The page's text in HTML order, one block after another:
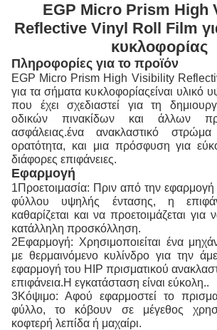
EGP Micro Prism High
Reflective Vinyl Roll Film
κυκλοφορίας
Πληροφορίες για το προϊόν
EGP Micro Prism High Visibility
για τα σήματα κυκλοφορίαςείναι υλικό
που έχει σχεδιαστεί για τη
οδικών πινακίδων και άλλων
ασφάλειας.ένα ανακλαστικό
ορατότητα, και μια πρόσφυση για
διάφορες επιφάνειες.
Εφαρμογή
1Προετοιμασία: Πριν από την εφαρμογή
φύλλου υψηλής έντασης, η
καθαρίζεται και να προετοιμάζεται για
κατάλληλη προσκόλληση.
2Εφαρμογή: Χρησιμοποιείται ένα
με θερμαινόμενο κυλίνδρο για την
εφαρμογή του HIP πρισματικού
επιφάνεια.Η εγκατάσταση είναι εύκολη..
3Κόψιμο: Αφού εφαρμοστεί το
φύλλο, το κόβουν σε μέγεθος
κοφτερή λεπίδα ή μαχαίρι.